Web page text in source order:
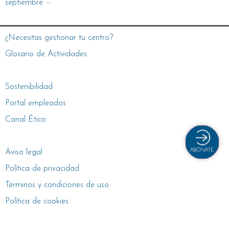
septiembre
¿Necesitas gestionar tu centro?
Glosario de Actividades
Sostenibilidad
Portal empleados
Canal Ético
Aviso legal
Política de privacidad
Términos y condiciones de uso
Política de cookies